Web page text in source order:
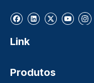
Link
Produtos